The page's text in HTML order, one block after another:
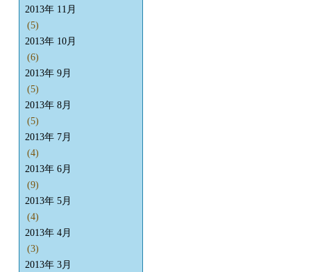
2013年 11月
(5)
2013年 10月
(6)
2013年 9月
(5)
2013年 8月
(5)
2013年 7月
(4)
2013年 6月
(9)
2013年 5月
(4)
2013年 4月
(3)
2013年 3月